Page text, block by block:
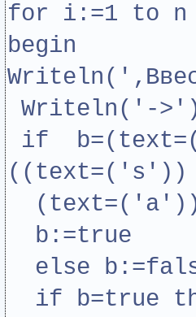
for i:=1 to n
begin
Writeln('-
if
b:=true
else
if b=true